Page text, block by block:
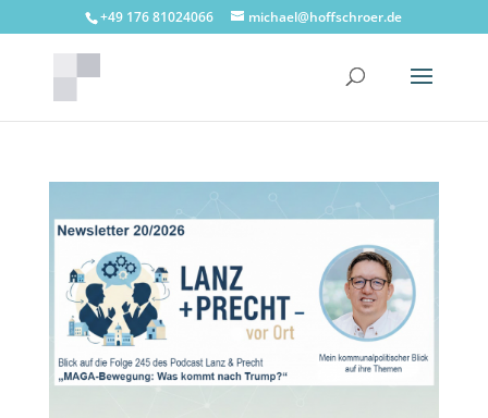
+49 176 81024066 michael@hoffschroer.de